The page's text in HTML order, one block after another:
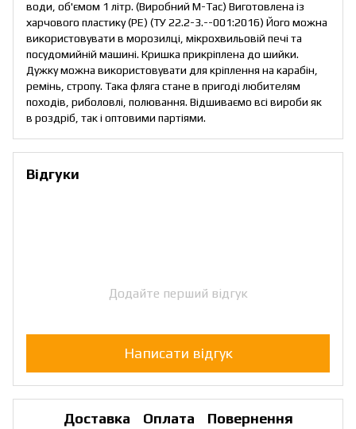
води, об'ємом 1 літр. (Виробний M-Tac) Виготовлена із
харчового пластику (PE) (ТУ 22.2-3.--001:2016) Його можна
використовувати в морозилці, мікрохвильовій печі та
посудомийній машині. Кришка прикріплена до шийки.
Дужку можна використовувати для кріплення на карабін,
ремінь, стропу. Така фляга стане в пригоді любителям
походів, риболовлі, полювання. Відшиваємо всі вироби як
в роздріб, так і оптовими партіями.
Відгуки
Додайте перший відгук
Написати відгук
Доставка Оплата Повернення